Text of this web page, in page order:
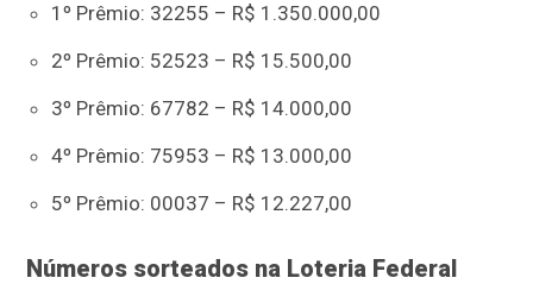
1º Prêmio: 32255 – R$ 1.350.000,00
2º Prêmio: 52523 – R$ 15.500,00
3º Prêmio: 67782 – R$ 14.000,00
4º Prêmio: 75953 – R$ 13.000,00
5º Prêmio: 00037 – R$ 12.227,00
Números sorteados na Loteria Federal